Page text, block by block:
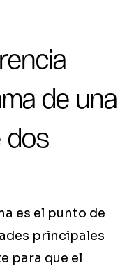
de una
dos
es el punto de
principales
para que el